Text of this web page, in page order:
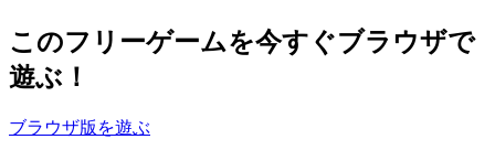
このフリーゲームを今すぐブラウザで
遊ぶ！
ブラウザ版を遊ぶ